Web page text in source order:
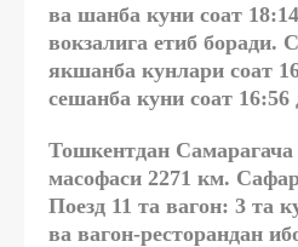
ва шанба куни соат
вокзалига етиб
якшанба кунлари соат
сешанба куни соат 16:56
Тошкентдан
масофаси 2271 км.
Поезд 11 та вагон: 3 та
ва вагон-ресторандан